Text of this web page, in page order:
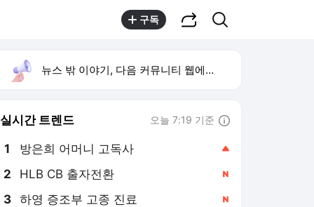
구독
뉴스 밖 이야기, 다음 커뮤니티 웹에서 보기
실시간 트렌드 오늘 7:19 기준
1 방은희 어머니 고독사
2 HLB CB 출자전환
3 하영 증조부 고종 진료